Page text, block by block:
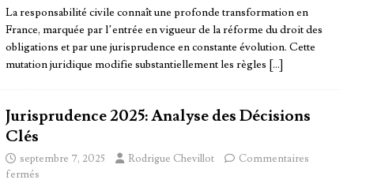
La responsabilité civile connaît une profonde transformation en
France, marquée par l’entrée en vigueur de la réforme du droit des
obligations et par une jurisprudence en constante évolution. Cette
mutation juridique modifie substantiellement les règles […]
Jurisprudence 2025: Analyse des Décisions
Clés
septembre 7, 2025 Rodrigue Chevillot
Commentaires
fermés